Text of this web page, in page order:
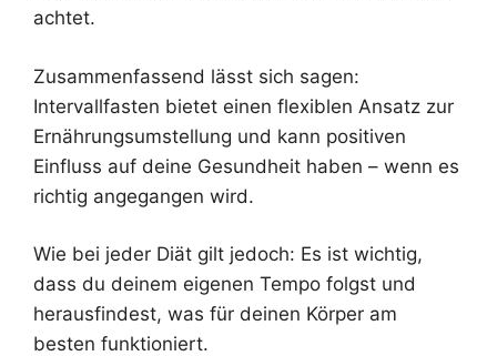
achtet.
Zusammenfassend lässt sich sagen:
Intervallfasten bietet einen flexiblen Ansatz zur
Ernährungsumstellung und kann positiven
Einfluss auf deine Gesundheit haben – wenn es
richtig angegangen wird.
Wie bei jeder Diät gilt jedoch: Es ist wichtig,
dass du deinem eigenen Tempo folgst und
herausfindest, was für deinen Körper am
besten funktioniert.